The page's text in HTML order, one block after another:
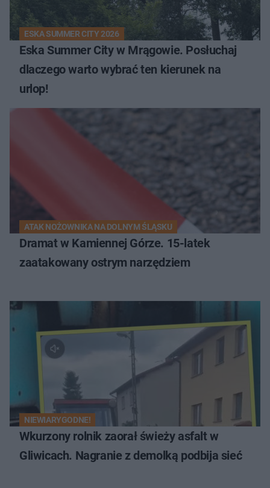
ESKA SUMMER CITY 2026
Eska Summer City w Mrągowie. Posłuchaj
dlaczego warto wybrać ten kierunek na
urlop!
ATAK NOŻOWNIKA NA DOLNYM ŚLĄSKU
Dramat w Kamiennej Górze. 15-latek
zaatakowany ostrym narzędziem
NIEWIARYGODNE!
Wkurzony rolnik zaorał świeży asfalt w
Gliwicach. Nagranie z demolką podbija sieć